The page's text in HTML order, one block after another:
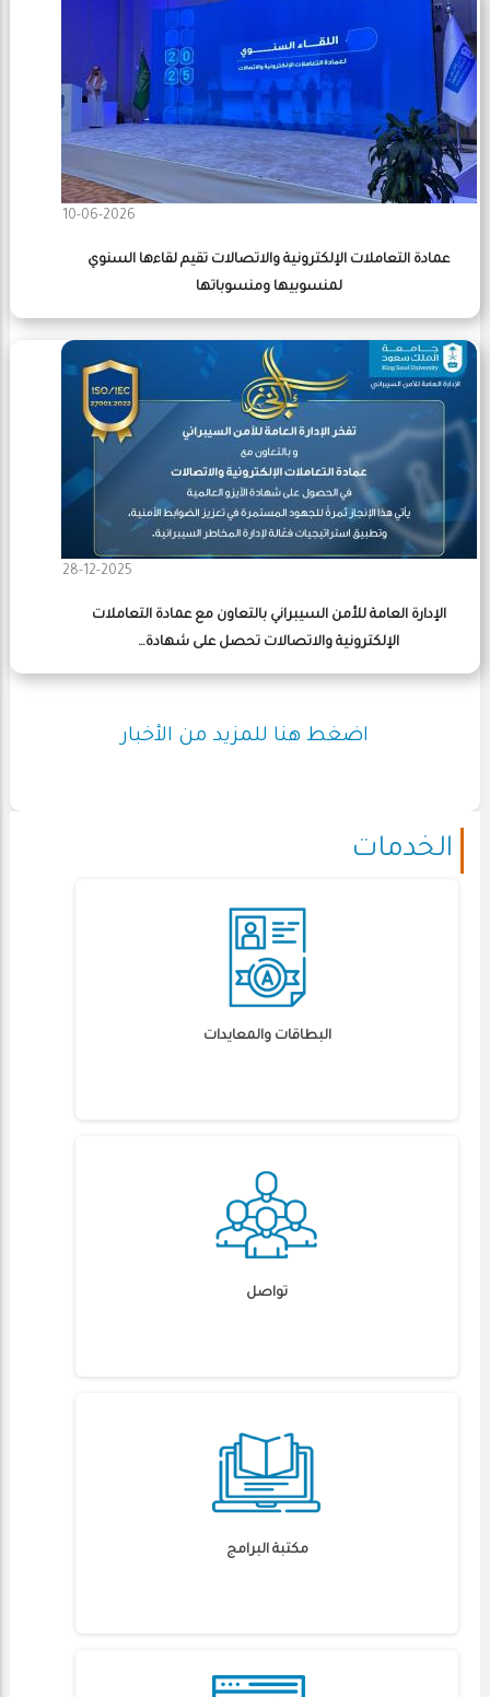
10-06-2026
عمادة التعاملات الإلكترونية والاتصالات تقيم لقاءها السنوي
لمنسوبيها ومنسوباتها
28-12-2025
الإدارة العامة للأمن السيبراني بالتعاون مع عمادة التعاملات
الإلكترونية والاتصالات تحصل على شهادة…
اضغط هنا للمزيد من الأخبار
الخدمات
البطاقات والمعايدات
تواصل
مكتبة البرامج